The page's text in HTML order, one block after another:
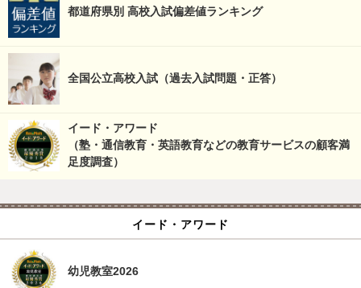
都道府県別 高校入試偏差値ランキング
全国公立高校入試（過去入試問題・正答）
イード・アワード
（塾・通信教育・英語教育などの教育サービスの顧客満
足度調査）
イード・アワード
幼児教室2026